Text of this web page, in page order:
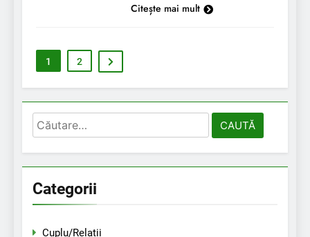
Citește mai mult
1 2
Caută
după:
Categorii
Cuplu/Relatii